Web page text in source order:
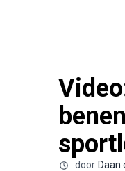
door Daan